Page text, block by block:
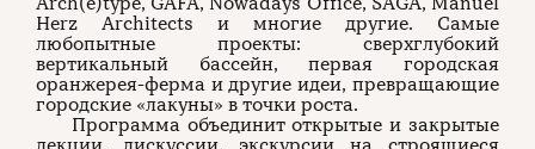
Herz Architects и многие другие. Самые
любопытные проекты: сверхглубокий
вертикальный бассейн, первая городская
оранжерея-ферма и другие идеи, превращающие
городские «лакуны» в точки роста.
Программа объединит открытые и закрытые